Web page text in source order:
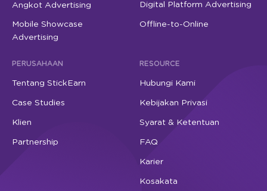
Angkot Advertising
Mobile Showcase
Advertising
Digital Platform Advertising
Offline-to-Online
PERUSAHAAN
Tentang StickEarn
Case Studies
Klien
Partnership
RESOURCE
Hubungi Kami
Kebijakan Privasi
Syarat & Ketentuan
FAQ
Karier
Kosakata